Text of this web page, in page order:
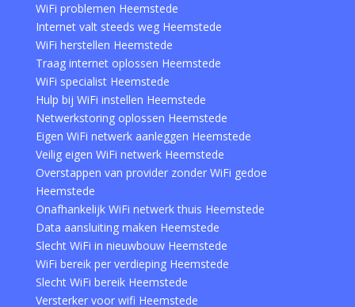
WiFi problemen Heemstede
Internet valt steeds weg Heemstede
WiFi herstellen Heemstede
Traag internet oplossen Heemstede
WiFi specialist Heemstede
Hulp bij WiFi instellen Heemstede
Netwerkstoring oplossen Heemstede
Eigen WiFi netwerk aanleggen Heemstede
Veilig eigen WiFi netwerk Heemstede
Overstappen van provider zonder WiFi gedoe
Heemstede
Onafhankelijk WiFi netwerk thuis Heemstede
Data aansluiting maken Heemstede
Slecht WiFi in nieuwbouw Heemstede
WiFi bereik per verdieping Heemstede
Slecht WiFi bereik Heemstede
Versterker voor wifi Heemstede